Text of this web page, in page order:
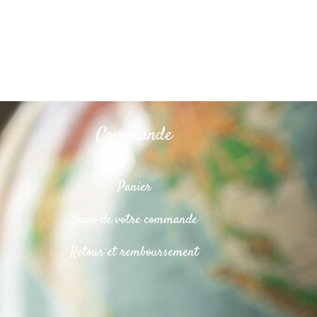
Commande
Panier
Suivi de votre commande
Retour et remboursement